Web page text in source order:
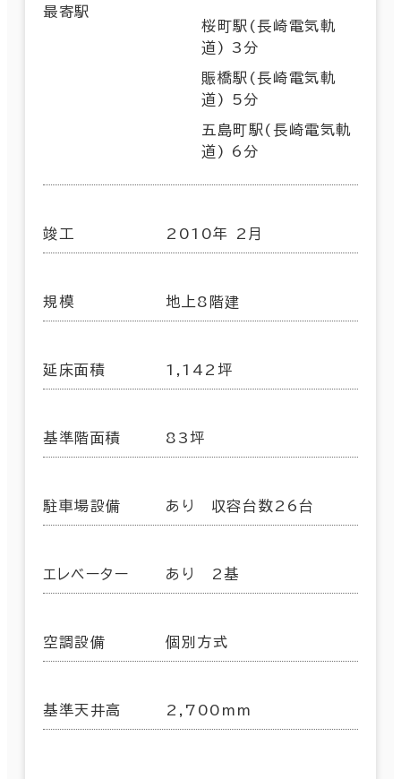
最寄駅
桜町駅(長崎電気軌
道) 3分
賑橋駅(長崎電気軌
道) 5分
五島町駅(長崎電気軌
道) 6分
竣工 2010年 2月
規模 地上8階建
延床面積 1,142坪
基準階面積 83坪
駐車場設備 あり 収容台数26台
エレベーター あり 2基
空調設備 個別方式
基準天井高 2,700mm